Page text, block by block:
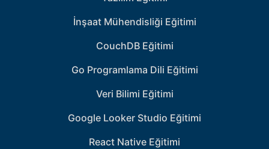
İnşaat Mühendisliği Eğitimi
CouchDB Eğitimi
Go Programlama Dili Eğitimi
Veri Bilimi Eğitimi
Google Looker Studio Eğitimi
React Native Eğitimi